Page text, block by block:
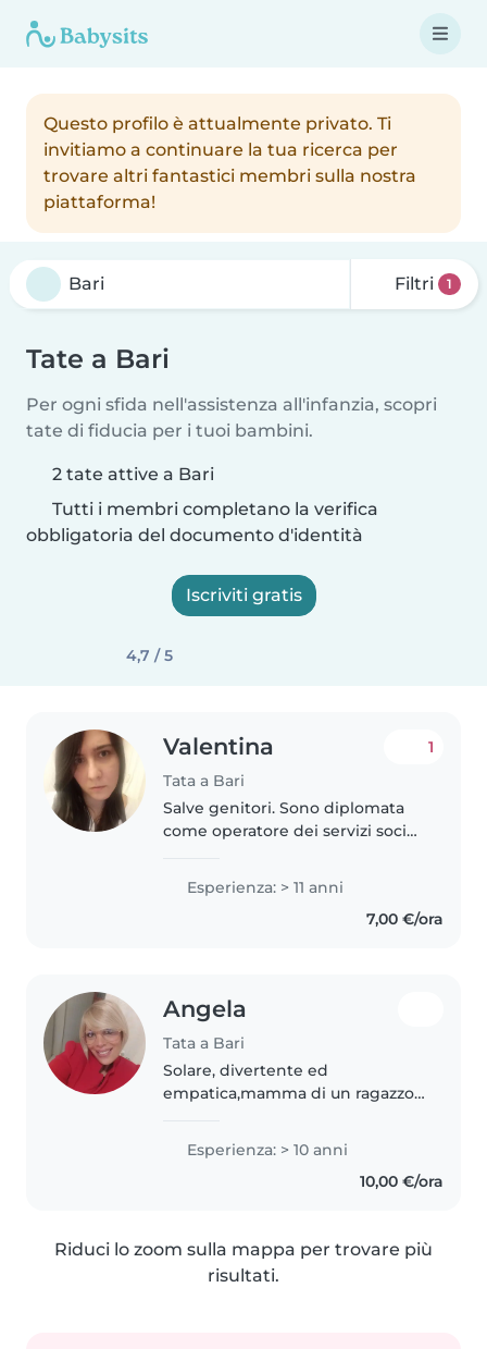
Questo profilo è attualmente privato. Ti
invitiamo a continuare la tua ricerca per
trovare altri fantastici membri sulla nostra
piattaforma!
Filtri 1
Tate a Bari
Per ogni sfida nell'assistenza all'infanzia, scopri
tate di fiducia per i tuoi bambini.
2 tate attive a Bari
Tutti i membri completano la verifica
obbligatoria del documento d'identità
Iscriviti gratis
4,7 / 5
Valentina
Tata a Bari
1
Salve genitori. Sono diplomata
come operatore dei servizi sociali
ritengo una persona attenta,
paziente,calma, allegra, puntuale.
Esperienza: > 11 anni
7,00 €/ora
Angela
Tata a Bari
Solare, divertente ed
empatica,mamma di un ragazzo
spettro autistico,sono
referenziata e disponibile
Esperienza: > 10 anni
10,00 €/ora
Riduci lo zoom sulla mappa per trovare più
risultati.